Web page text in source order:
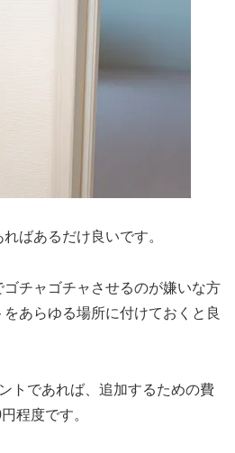
ばあるだけ良いです。
チャゴチャさせるのが嫌いな方
あらゆる場所に付けておくと良
トであれば、追加するための費
程度です。